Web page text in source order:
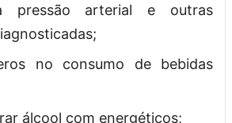
pressão arterial e outras
no consumo de bebidas
álcool com energéticos;